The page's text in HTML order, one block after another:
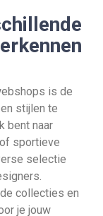
is de
stijlen te
bent naar
sportieve
selectie
collecties en
je jouw